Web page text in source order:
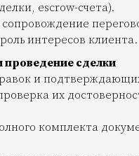
escrow-счета).
интересов клиента.
проведение сделки
и
их
комплекта